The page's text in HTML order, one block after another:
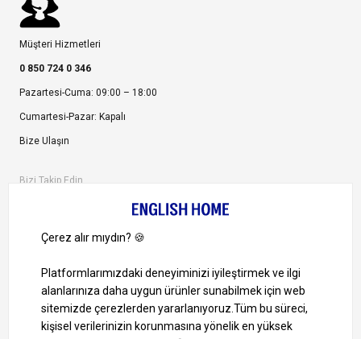
Müşteri Hizmetleri
0 850 724 0 346
Pazartesi-Cuma: 09:00 – 18:00
Cumartesi-Pazar: Kapalı
Bize Ulaşın
Bizi Takip Edin
1000 TL ve Üzeri Alışverişlerinizde Kargo Bedava!